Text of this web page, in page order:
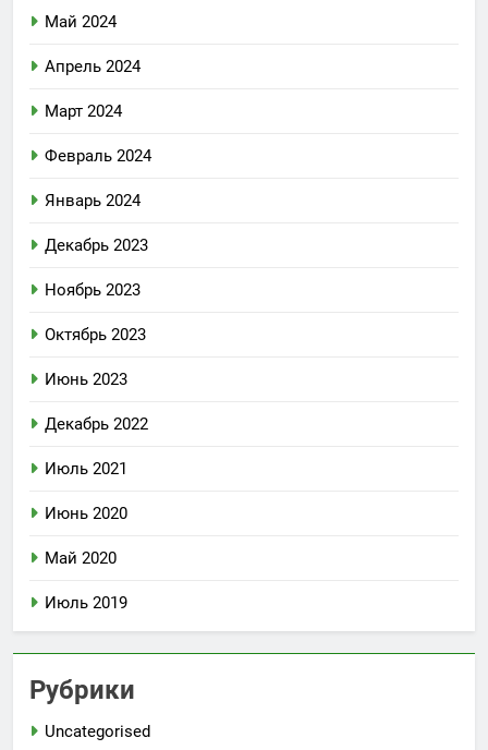
Май 2024
Апрель 2024
Март 2024
Февраль 2024
Январь 2024
Декабрь 2023
Ноябрь 2023
Октябрь 2023
Июнь 2023
Декабрь 2022
Июль 2021
Июнь 2020
Май 2020
Июль 2019
Рубрики
Uncategorised